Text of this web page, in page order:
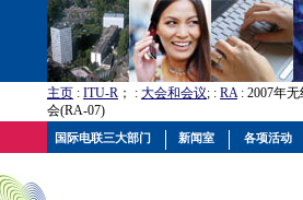
主页 : ITU-R ； : 大会和会议; : RA: 2007年
会(RA-07)
国际电联三大部门 新闻室 各项活动